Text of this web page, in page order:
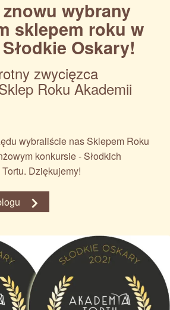
wybrany
sklepem roku w
Oskary!
zwycięzca
Roku Akademii
wybraliście nas Sklepem Roku
konkursie - Słodkich
Dziękujemy!